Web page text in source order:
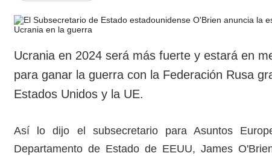
Ucrania en 2024 será más fuerte y estará en
para ganar la guerra con la Federación Rusa
Estados Unidos y la UE.
Así lo dijo el subsecretario para Asuntos
Departamento de Estado de EEUU, James